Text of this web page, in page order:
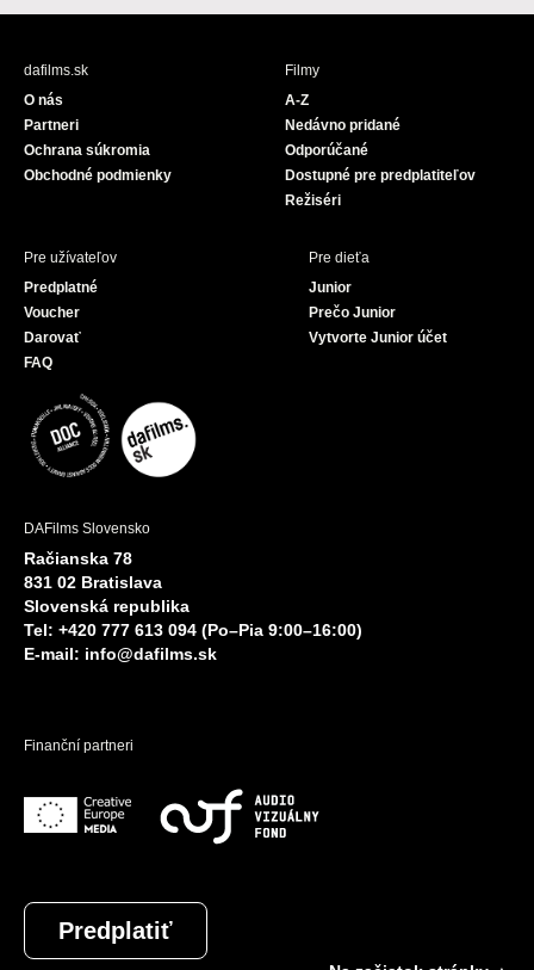
c
u
e
dafilms.sk
O nás
Partneri
Ochrana súkromia
Obchodné podmienky
Filmy
A-Z
Nedávno pridané
Odporúčané
Dostupné pre predplatiteľov
Režiséri
Pre užívateľov
Predplatné
Voucher
Darovať
FAQ
Pre dieťa
Junior
Prečo Junior
Vytvorte Junior účet
DAFilms Slovensko
Račianska 78
831 02 Bratislava
Slovenská republika
Tel: +420 777 613 094 (Po–Pia 9:00–16:00)
E-mail: info@dafilms.sk
Finanční partneri
Predplatiť